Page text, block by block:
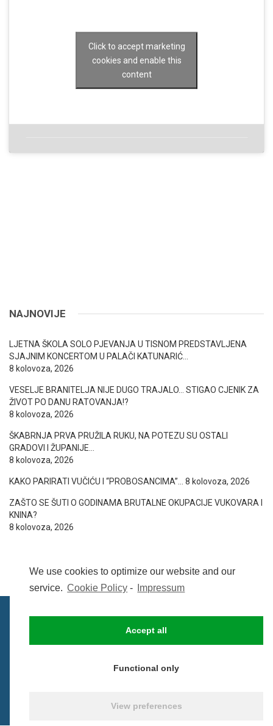
We use cookies to optimize our website and our
service. Cookie Policy - Impressum
Accept all
Functional only
View preferences
Click to accept marketing
cookies and enable this
content
NAJNOVIJE
LJETNA ŠKOLA SOLO PJEVANJA U TISNOM PREDSTAVLJENA
SJAJNIM KONCERTOM U PALAČI KATUNARIĆ…
8 kolovoza, 2026
VESELJE BRANITELJA NIJE DUGO TRAJALO… STIGAO CJENIK ZA
ŽIVOT PO DANU RATOVANJA!?
8 kolovoza, 2026
ŠKABRNJA PRVA PRUŽILA RUKU, NA POTEZU SU OSTALI
GRADOVI I ŽUPANIJE…
8 kolovoza, 2026
KAKO PARIRATI VUČIĆU I “PROBOSANCIMA”… 8 kolovoza, 2026
ZAŠTO SE ŠUTI O GODINAMA BRUTALNE OKUPACIJE VUKOVARA I
KNINA?
8 kolovoza, 2026